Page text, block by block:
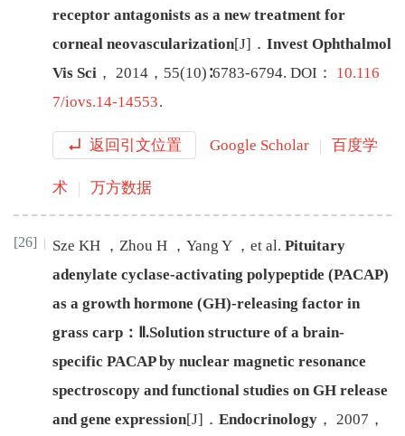
receptor antagonists as a new treatment for
corneal neovascularization[J] ． Invest Ophthalmol
Vis Sci ， 2014 ， 55(10)∶6783-6794. DOI： 10.116
7/iovs.14-14553.
返回引文位置 Google Scholar 百度学
术 万方数据
[26] Sze KH ， Zhou H ， Yang Y ， et al. Pituitary
adenylate cyclase-activating polypeptide (PACAP)
as a growth hormone (GH)-releasing factor in
grass carp：Ⅱ.Solution structure of a brain-
specific PACAP by nuclear magnetic resonance
spectroscopy and functional studies on GH release
and gene expression[J] ． Endocrinology ， 2007 ，